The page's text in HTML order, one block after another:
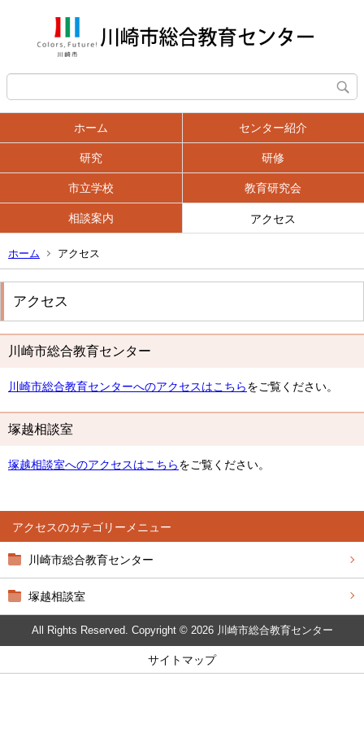
ホーム センター紹介
研究 研修
市立学校 教育研究会
相談案内 アクセス
ホーム アクセス
アクセス
川崎市総合教育センター
塚越相談室
アクセス
川崎市総合教育センター
川崎市総合教育センターへのアクセスはこちらをご覧ください。
塚越相談室
塚越相談室へのアクセスはこちらをご覧ください。
All Rights Reserved. Copyright © 2026 川崎市総合教育センター
サイトマップ